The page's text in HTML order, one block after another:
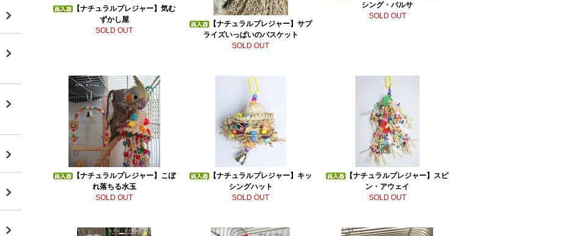
【ナチュラルプレジャー】気む
ずかし屋
SOLD OUT
【ナチュラルプレジャー】サプ
ライズいっぱいのバスケット
SOLD OUT
シング・バルサ
SOLD OUT
【ナチュラルプレジャー】こぼ
れ落ちる水玉
SOLD OUT
【ナチュラルプレジャー】キッ
シングハット
SOLD OUT
【ナチュラルプレジャー】スピ
ン・アウェイ
SOLD OUT